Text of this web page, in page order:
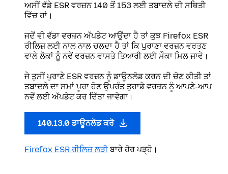
ਅਸੀਂ ਵੱਡੇ ESR ਵਰਜ਼ਨ 140 ਤੋਂ 153 ਲਈ ਤਬਾਦਲੇ ਦੀ ਸਥਿਤੀ
ਵਿੱਚ ਹਾਂ।
ਜਦੋਂ ਵੀ ਵੱਡਾ ਵਰਜ਼ਨ ਅੱਪਡੇਟ ਆਉਂਦਾ ਹੈ ਤਾਂ ਕੁਝ Firefox ESR
ਰੀਲਿਜ਼ ਲਈ ਨਾਲ ਨਾਲ ਚਲਦਾ ਹੈ ਤਾਂ ਕਿ ਪੁਰਾਣਾ ਵਰਜ਼ਨ ਵਰਤਣ
ਵਾਲੇ ਲੋਕਾਂ ਨੂੰ ਨਵੇਂ ਵਰਜ਼ਨ ਵਾਸਤੇ ਤਿਆਰੀ ਲਈ ਮੌਕਾ ਮਿਲ ਜਾਵੇ।
ਜੇ ਤੁਸੀਂ ਪੁਰਾਣੇ ESR ਵਰਜ਼ਨ ਨੂੰ ਡਾਊਨਲੋਡ ਕਰਨ ਦੀ ਚੋਣ ਕੀਤੀ ਤਾਂ
ਤਬਾਦਲੇ ਦਾ ਸਮਾਂ ਪੂਰਾ ਹੋਣ ਉਪਰੰਤ ਤੁਹਾਡੇ ਵਰਜ਼ਨ ਨੂੰ ਆਪਣੇ-ਆਪ
ਨਵੇਂ ਲਈ ਅੱਪਡੇਟ ਕਰ ਦਿੱਤਾ ਜਾਵੇਗਾ।
140.13.0 ਡਾਊਨਲੋਡ ਕਰੋ
Firefox ESR ਰੀਲਿਜ਼ ਲੜੀਬਾਰੇ ਹੋਰ ਪੜ੍ਹੋ।